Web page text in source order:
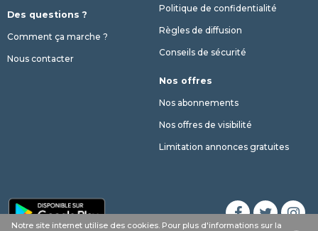
Notre site internet utilise des cookies. Pour plus d'informations sur la
Des questions ?
Comment ça marche ?
Nous contacter
Politique de confidentialité
Règles de diffusion
Conseils de sécurité
Nos offres
Nos abonnements
Nos offres de visibilité
Limitation annonces gratuites